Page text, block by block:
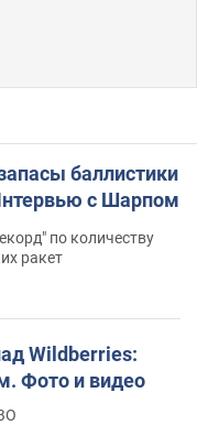
баллистики
с Шарпом
по количеству
ракет
Wildberries:
Фото и видео